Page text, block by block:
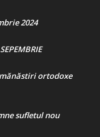
2024
ortodoxe
sufletul nou